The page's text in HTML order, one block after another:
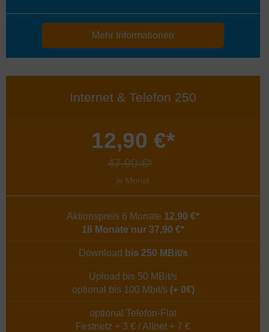
Mehr Informationen
Internet & Telefon 250
12,90 €*
47,90 €*
je Monat
Aktionspreis 6 Monate 12,90 €*
18 Monate nur 37,90 €*
Download bis 250 MBit/s
Upload bis 50 MBit/s
optional bis 100 Mbit/s (+ 0€)
optional Telefon-Flat
Festnetz + 3 € / Allnet + 7 €